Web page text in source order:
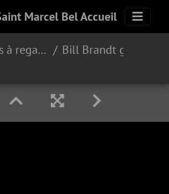
Marcel Bel Accueil
Des Vidéos à regarder